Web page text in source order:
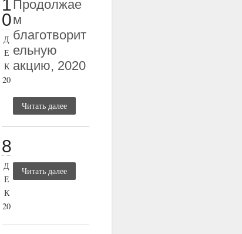
1
0
Д
Е
К
20
Продолжае
м
благотворит
ельную
акцию, 2020
Читать далее
8
Д
Е
К
20
Читать далее